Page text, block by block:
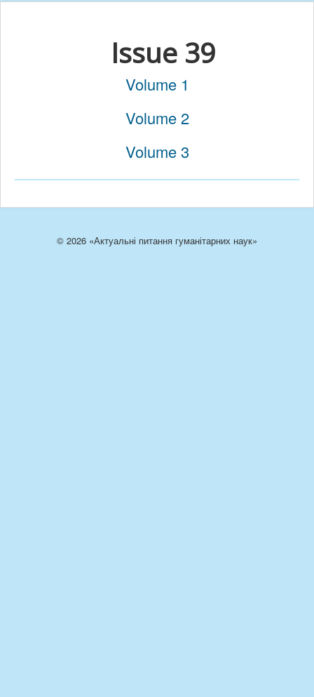
Issue 39
Volume 1
Volume 2
Volume 3
© 2026 «Актуальні питання гуманітарних наук»